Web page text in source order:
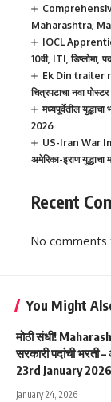
Maharashtra,
IOCL
10वी, ITI, डिप्लोमा,
Ek Din trailer
चित्रपटाचा नवा
मध्यपूर्वेतील
2026
US-Iran War
अमेरिका-इराण युद्धाचा
Recent
No comments
You Might
मोठी संधी!
सरकारी पदांची भरती
23rd January 2026
January 24, 2026